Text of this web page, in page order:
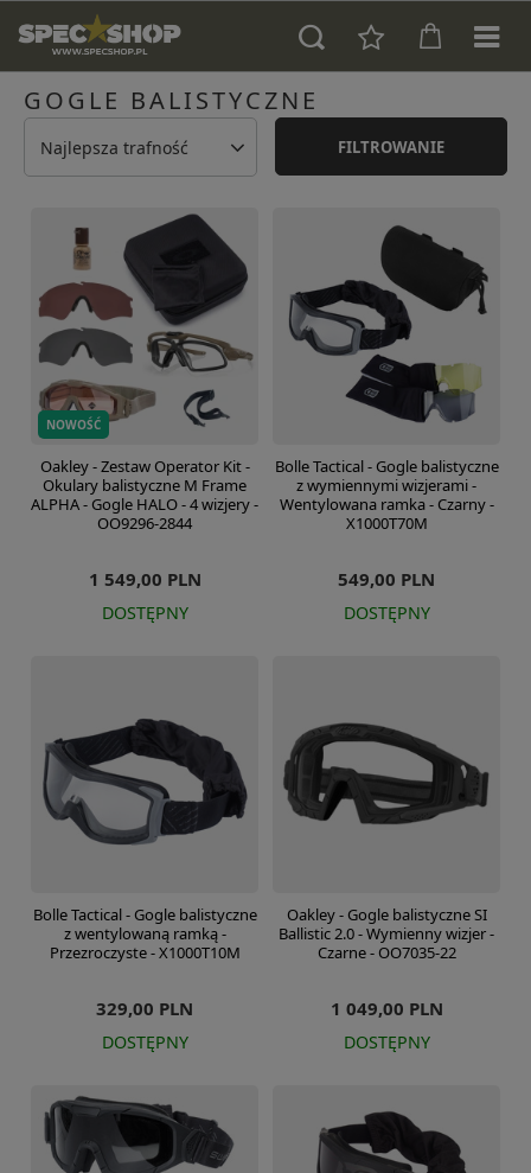
GOGLE BALISTYCZNE
Najlepsza trafność FILTROWANIE
NOWOŚĆ
Oakley - Zestaw Operator Kit -
Okulary balistyczne M Frame
ALPHA - Gogle HALO - 4 wizjery -
OO9296-2844
1 549,00 PLN
DOSTĘPNY
Bolle Tactical - Gogle balistyczne
z wymiennymi wizjerami -
Wentylowana ramka - Czarny -
X1000T70M
549,00 PLN
DOSTĘPNY
Bolle Tactical - Gogle balistyczne
z wentylowaną ramką -
Przezroczyste - X1000T10M
329,00 PLN
DOSTĘPNY
Oakley - Gogle balistyczne SI
Ballistic 2.0 - Wymienny wizjer -
Czarne - OO7035-22
1 049,00 PLN
DOSTĘPNY